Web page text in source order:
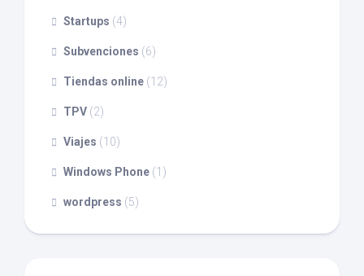
Startups (4)
Subvenciones (6)
Tiendas online (12)
TPV (2)
Viajes (10)
Windows Phone (1)
wordpress (5)